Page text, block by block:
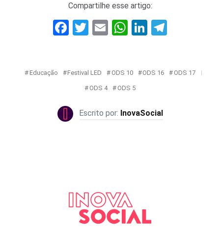
Compartilhe esse artigo:
Facebook
Twitter
EmailWhatsApp
LinkedIn
Educação Festival LED ODS 10 ODS 16 ODS 17
ODS 4 ODS 5
InovaSocial